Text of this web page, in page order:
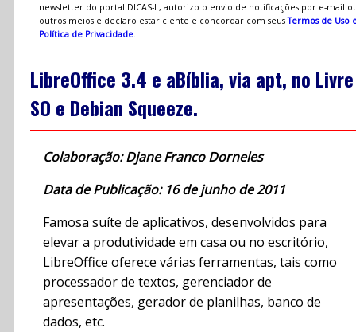
newsletter do portal DICAS-L, autorizo o envio de notificações por e-mail
outros meios e declaro estar ciente e concordar com seusTermos de Uso
Política de Privacidade.
LibreOffice 3.4 e aBíblia, via apt, no Livre
SO e Debian Squeeze.
Colaboração: Djane Franco Dorneles
Data de Publicação: 16 de junho de 2011
Famosa suíte de aplicativos, desenvolvidos para
elevar a produtividade em casa ou no escritório,
LibreOffice oferece várias ferramentas, tais como
processador de textos, gerenciador de
apresentações, gerador de planilhas, banco de
dados, etc.